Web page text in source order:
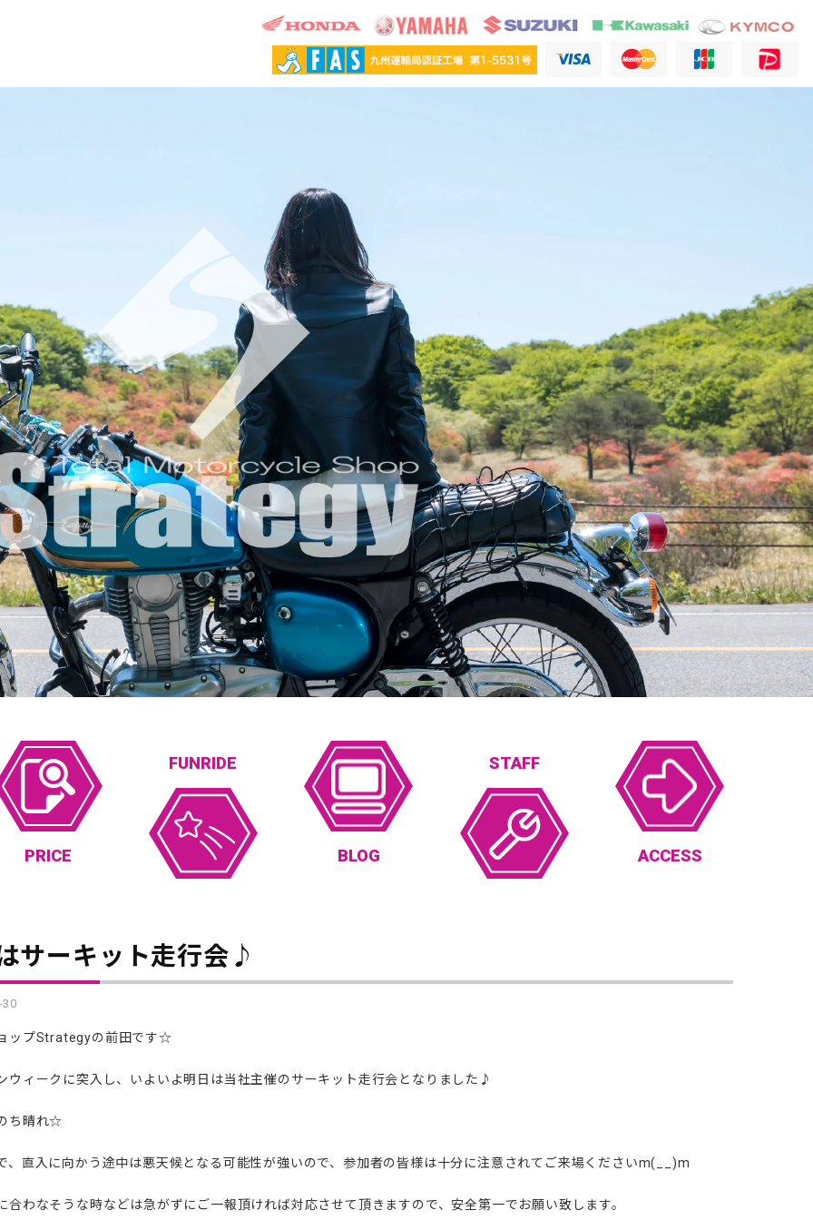
PRICE
FUNRIDE
BLOG
STAFF
ACCESS
サーキット走行会♪
30
ップStrategyの前田です☆
ウィークに突入し、いよいよ明日は当社主催のサーキット走行会となりました♪
ち晴れ☆
、直入に向かう途中は悪天候となる可能性が強いので、参加者の皆様は十分に注意されてご来場くださいm(__)m
合わなそうな時などは急がずにご一報頂ければ対応させて頂きますので、安全第一でお願い致します。